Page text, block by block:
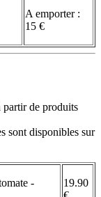
A emporter :
15 €
partir de produits
sont disponibles sur
-
19.90